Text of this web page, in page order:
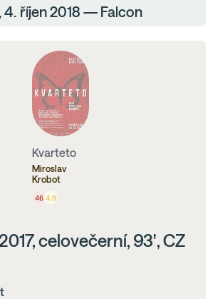
4. říjen 2018 — Falcon
Kvarteto
Miroslav
Krobot
46 4.9
celovečerní, 93', CZ